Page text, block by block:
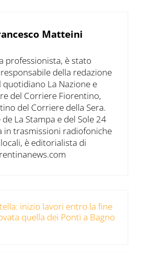
Matteini
professionista, è stato
della redazione
La Nazione e
del Corriere Fiorentino,
del Corriere della Sera.
La Stampa e del Sole 24
in trasmissioni radiofoniche
è editorialista di
inizio lavori entro la fine
quella dei Ponti a Bagno